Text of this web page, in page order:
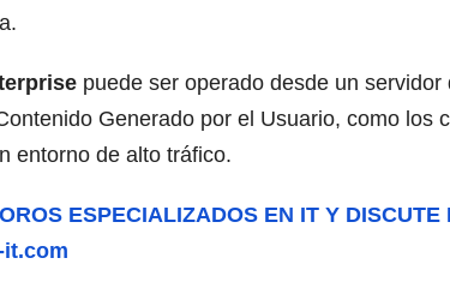
puede ser operado desde un
Generado por el Usuario, como
entorno de alto tráfico.
ESPECIALIZADOS EN IT Y